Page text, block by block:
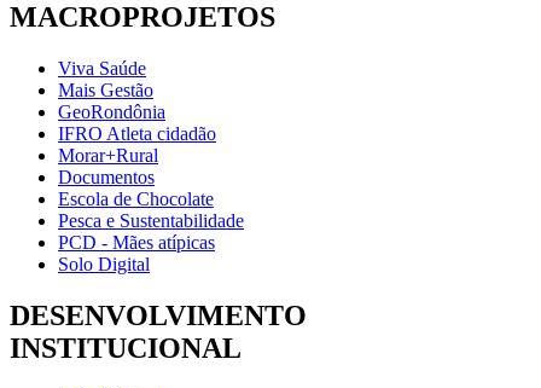
MACROPROJETOS
Viva Saúde
Mais Gestão
GeoRondônia
IFRO Atleta cidadão
Morar+Rural
Documentos
Escola de Chocolate
Pesca e Sustentabilidade
PCD - Mães atípicas
Solo Digital
DESENVOLVIMENTO
INSTITUCIONAL